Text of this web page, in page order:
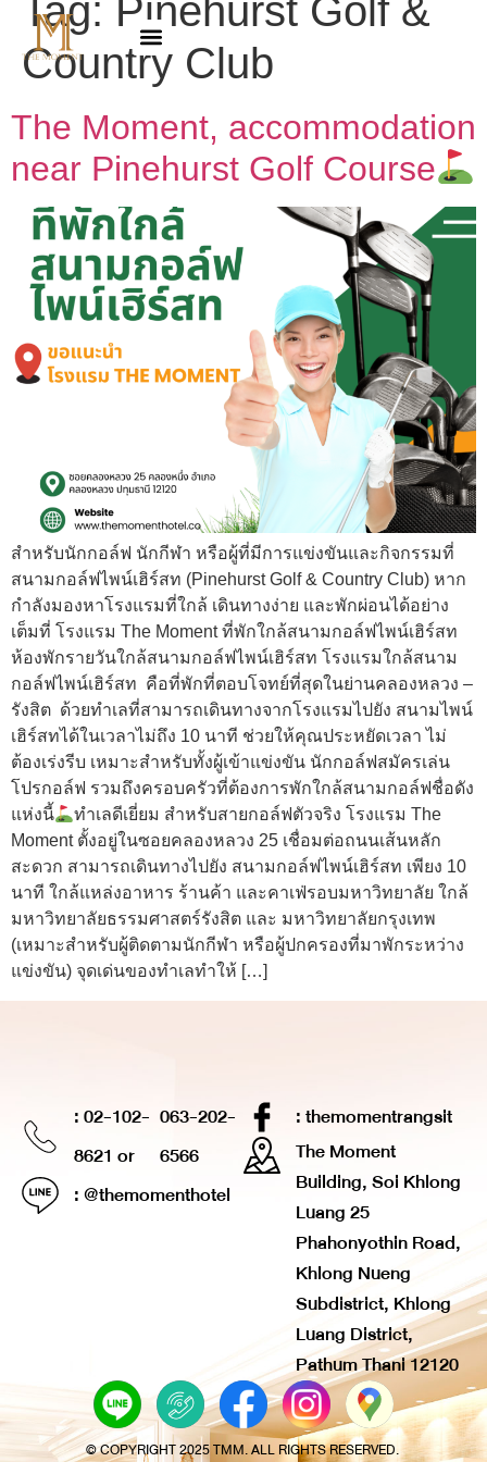
Tag: Pinehurst Golf &
Country Club
The Moment, accommodation
near Pinehurst Golf Course
สำหรับนักกอล์ฟ นักกีฬา หรือผู้ที่มีการแข่งขันและกิจกรรมที่
สนามกอล์ฟไพน์เฮิร์สท (Pinehurst Golf & Country Club) หาก
กำลังมองหาโรงแรมที่ใกล้ เดินทางง่าย และพักผ่อนได้อย่าง
เต็มที่ โรงแรม The Moment ที่พักใกล้สนามกอล์ฟไพน์เฮิร์สท
ห้องพักรายวันใกล้สนามกอล์ฟไพน์เฮิร์สท โรงแรมใกล้สนาม
กอล์ฟไพน์เฮิร์สท คือที่พักที่ตอบโจทย์ที่สุดในย่านคลองหลวง –
รังสิต ด้วยทำเลที่สามารถเดินทางจากโรงแรมไปยัง สนามไพน์
เฮิร์สทได้ในเวลาไม่ถึง 10 นาที ช่วยให้คุณประหยัดเวลา ไม่
ต้องเร่งรีบ เหมาะสำหรับทั้งผู้เข้าแข่งขัน นักกอล์ฟสมัครเล่น
โปรกอล์ฟ รวมถึงครอบครัวที่ต้องการพักใกล้สนามกอล์ฟชื่อดัง
แห่งนี้
ทำเลดีเยี่ยม สำหรับสายกอล์ฟตัวจริง โรงแรม The
Moment ตั้งอยู่ในซอยคลองหลวง 25 เชื่อมต่อถนนเส้นหลัก
สะดวก สามารถเดินทางไปยัง สนามกอล์ฟไพน์เฮิร์สท เพียง 10
นาที ใกล้แหล่งอาหาร ร้านค้า และคาเฟ่รอบมหาวิทยาลัย ใกล้
มหาวิทยาลัยธรรมศาสตร์รังสิต และ มหาวิทยาลัยกรุงเทพ
(เหมาะสำหรับผู้ติดตามนักกีฬา หรือผู้ปกครองที่มาพักระหว่าง
แข่งขัน) จุดเด่นของทำเลทำให้ […]
: 02-102-
8621 or
063-202-
6566
: @themomenthotel
: themomentrangsit
The Moment
Building, Soi Khlong
Luang 25
Phahonyothin Road,
Khlong Nueng
Subdistrict, Khlong
Luang District,
Pathum Thani 12120
© COPYRIGHT 2025 TMM. ALL RIGHTS RESERVED.